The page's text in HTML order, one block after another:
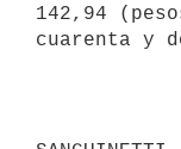
142,94